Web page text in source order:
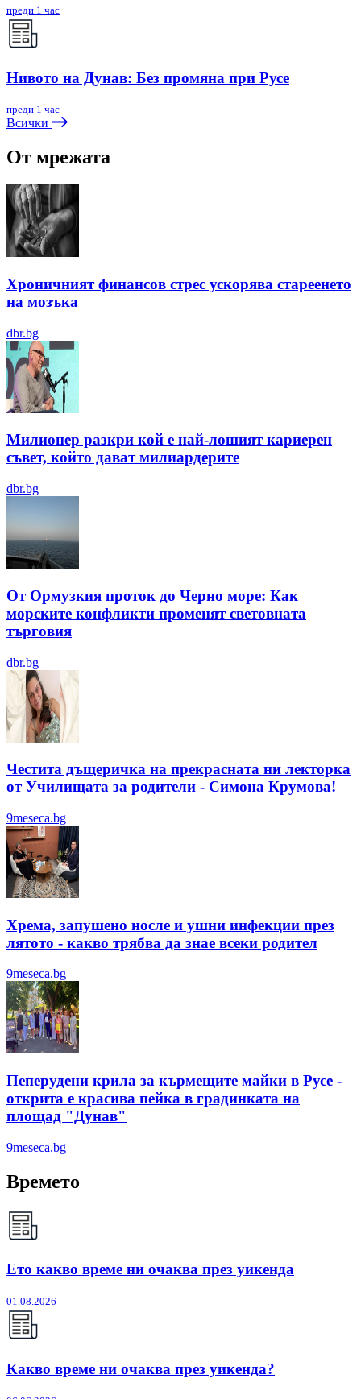
преди 1 час
Нивото на Дунав: Без промяна при Русе
преди 1 час
Всички
От мрежата
Хроничният финансов стрес ускорява стареенето
на мозъка
dbr.bg
Милионер разкри кой е най-лошият кариерен
съвет, който дават милиардерите
dbr.bg
От Ормузкия проток до Черно море: Как
морските конфликти променят световната
търговия
dbr.bg
Честита дъщеричка на прекрасната ни лекторка
от Училищата за родители - Симона Крумова!
9meseca.bg
Хрема, запушено носле и ушни инфекции през
лятотo - какво трябва да знае всеки родител
9meseca.bg
Пеперудени крила за кърмещите майки в Русе -
открита е красива пейка в градинката на
площад "Дунав"
9meseca.bg
Времето
Ето какво време ни очаква през уикенда
01.08.2026
Какво време ни очаква през уикенда?